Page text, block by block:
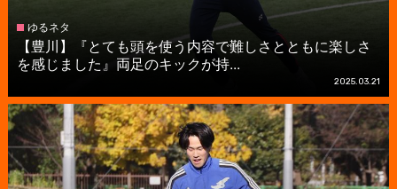
ゆるネタ
【豊川】『とても頭を使う内容で難しさとともに楽しさ
を感じました』両足のキックが持...
2025.03.21